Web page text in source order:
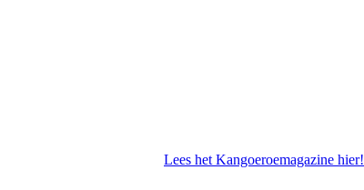
Lees het Kangoeroemagazine hier!